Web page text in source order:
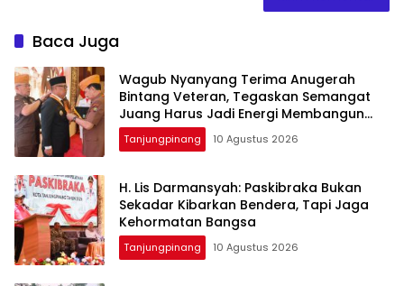
Baca Juga
Wagub Nyanyang Terima Anugerah
Bintang Veteran, Tegaskan Semangat
Juang Harus Jadi Energi Membangun
Kepri
Tanjungpinang 10 Agustus 2026
H. Lis Darmansyah: Paskibraka Bukan
Sekadar Kibarkan Bendera, Tapi Jaga
Kehormatan Bangsa
Tanjungpinang 10 Agustus 2026